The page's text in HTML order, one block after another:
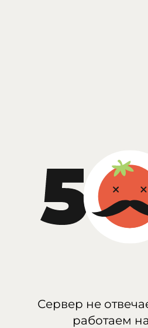
Сервер не
работаем